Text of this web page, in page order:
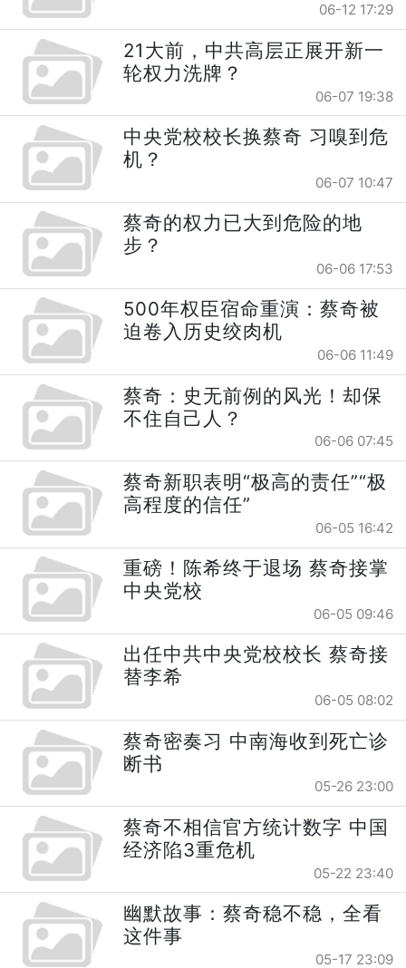
06-12 17:29
21大前，中共高层正展开新一
轮权力洗牌？
06-07 19:38
中央党校校长换蔡奇 习嗅到危
机？
06-07 10:47
蔡奇的权力已大到危险的地
步？
06-06 17:53
500年权臣宿命重演：蔡奇被
迫卷入历史绞肉机
06-06 11:49
蔡奇：史无前例的风光！却保
不住自己人？
06-06 07:45
蔡奇新职表明“极高的责任”“极
高程度的信任”
06-05 16:42
重磅！陈希终于退场 蔡奇接掌
中央党校
06-05 09:46
出任中共中央党校校长 蔡奇接
替李希
06-05 08:02
蔡奇密奏习 中南海收到死亡诊
断书
05-26 23:00
蔡奇不相信官方统计数字 中国
经济陷3重危机
05-22 23:40
幽默故事：蔡奇稳不稳，全看
这件事
05-17 23:09